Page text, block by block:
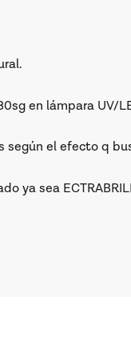
en lámpara UV/
el efecto q
ya sea